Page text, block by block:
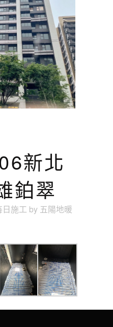
新北
鉑翠
日施工 by 五陽地暖